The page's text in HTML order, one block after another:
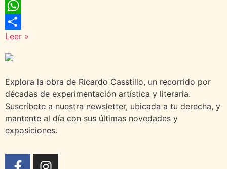
WhatsApp
Compartir
Leer »
Explora la obra de Ricardo Casstillo, un recorrido por
décadas de experimentación artística y literaria.
Suscríbete a nuestra newsletter, ubicada a tu derecha, y
mantente al día con sus últimas novedades y
exposiciones.